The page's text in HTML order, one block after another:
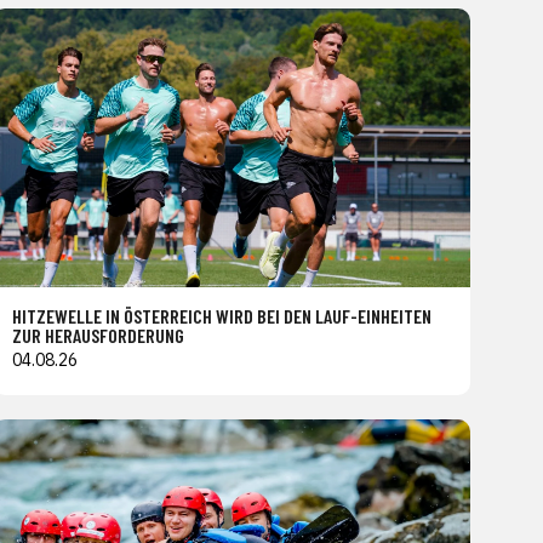
HITZEWELLE IN ÖSTERREICH WIRD BEI DEN LAUF-EINHEITEN
ZUR HERAUSFORDERUNG
04.08.26